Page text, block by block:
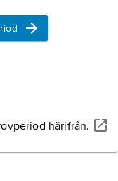
härifrån.